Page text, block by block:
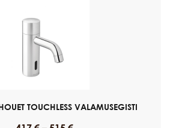
TOUCHLESS VALAMUSEGISTI